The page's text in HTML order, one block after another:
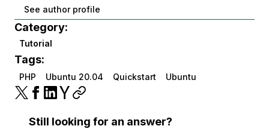
See author profile
Category:
Tutorial
Tags:
PHP Ubuntu 20.04 Quickstart Ubuntu
Still looking for an answer?